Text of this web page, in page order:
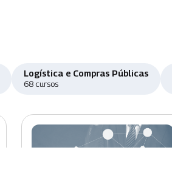
Logística e Compras Públicas
68 cursos